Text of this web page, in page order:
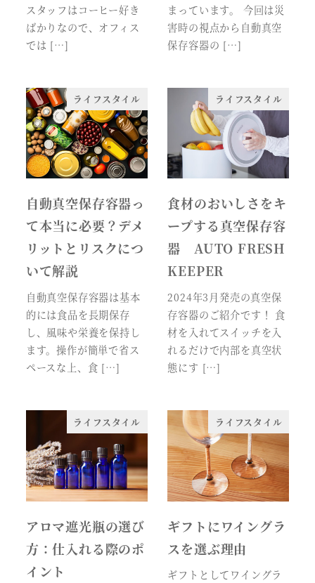
スタッフはコーヒー好き
ばかりなので、オフィス
では […]
まっています。 今回は災
害時の視点から自動真空
保存容器の […]
ライフスタイル
自動真空保存容器っ
て本当に必要？デメ
リットとリスクにつ
いて解説
自動真空保存容器は基本
的には食品を長期保存
し、風味や栄養を保持し
ます。操作が簡単で省ス
ペースな上、食 […]
ライフスタイル
食材のおいしさをキ
ープする真空保存容
器 AUTO FRESH
KEEPER
2024年3月発売の真空保
存容器のご紹介です！ 食
材を入れてスイッチを入
れるだけで内部を真空状
態にす […]
ライフスタイル
アロマ遮光瓶の選び
方：仕入れる際のポ
イント
ライフスタイル
ギフトにワイングラ
スを選ぶ理由
ギフトとしてワイングラ